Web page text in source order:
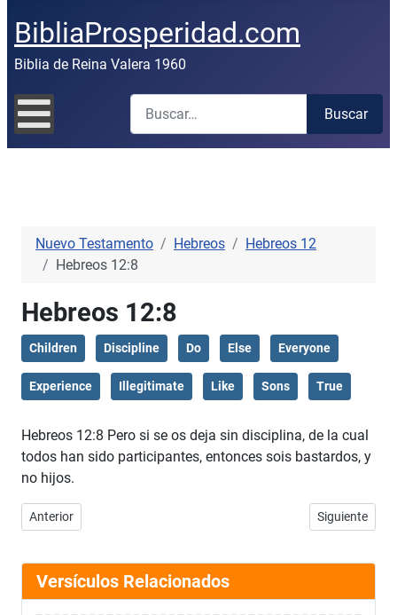
BibliaProsperidad.com
Biblia de Reina Valera 1960
Buscar
Buscar
Nuevo Testamento Hebreos
Hebreos 12
Hebreos 12:8
Hebreos 12:8
Children Discipline Do Else Everyone
Experience Illegitimate Like Sons True
Hebreos 12:8 Pero si se os deja sin disciplina, de la cual
todos han sido participantes, entonces sois bastardos, y
no hijos.
Artículo anterior: Hebreos 12:7
Anterior Artículo
Siguiente
Versículos Relacionados